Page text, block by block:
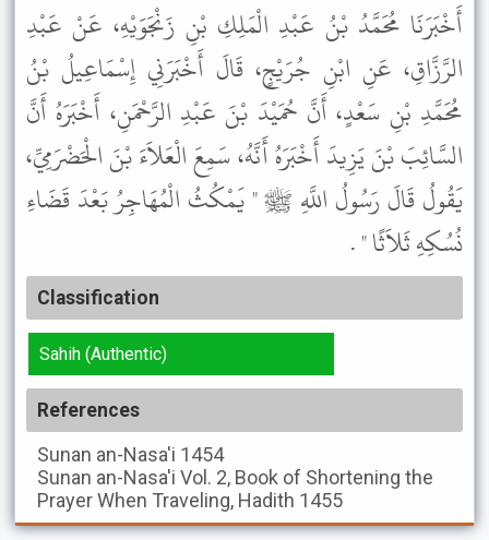
أَخْبَرَنَا مُحَمَّدُ بْنُ عَبْدِ الْمَلِكِ بْنِ زَنْجَوَيْهِ، عَنْ عَبْدِ
الرَّزَّاقِ، عَنِ ابْنِ جُرَيْجٍ، قَالَ أَخْبَرَنِي إِسْمَاعِيلُ بْنُ
مُحَمَّدِ بْنِ سَعْدٍ، أَنَّ حُمَيْدَ بْنَ عَبْدِ الرَّحْمَنِ، أَخْبَرَهُ أَنَّ
السَّائِبَ بْنَ يَزِيدَ أَخْبَرَهُ أَنَّهُ، سَمِعَ الْعَلاَءَ بْنَ الْحَضْرَمِيِّ،
يَقُولُ قَالَ رَسُولُ اللَّهِ ﷺ " يَمْكُثُ الْمُهَاجِرُ بَعْدَ قَضَاءِ
نُسُكِهِ ثَلاَثًا " .
Classification
Sahih (Authentic)
References
Sunan an-Nasa'i 1454
Sunan an-Nasa'i Vol. 2, Book of Shortening the
Prayer When Traveling, Hadith 1455